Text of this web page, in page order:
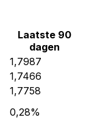
Laatste 90
dagen
1,7987
1,7466
1,7758
0,28%